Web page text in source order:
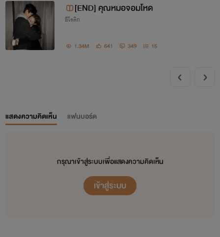
[END] คุณหมอจอมโหด
อีโรติก
1.34M 641 349 15
แสดงความคิดเห็น แฟนบอร์ด
กรุณาเข้าสู่ระบบเพื่อแสดงความคิดเห็น
เข้าสู่ระบบ